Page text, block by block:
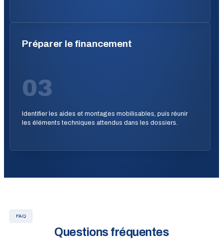
Préparer le financement
03
Identifier les aides et montages mobilisables, puis réunir
les éléments techniques attendus dans les dossiers.
FAQ
Questions fréquentes